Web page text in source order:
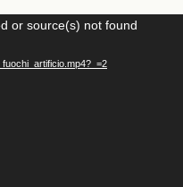
or source(s) not found